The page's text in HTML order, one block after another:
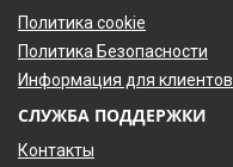
Политика cookie
Политика Безопасности
Информация для клиентов
СЛУЖБА ПОДДЕРЖКИ
Контакты